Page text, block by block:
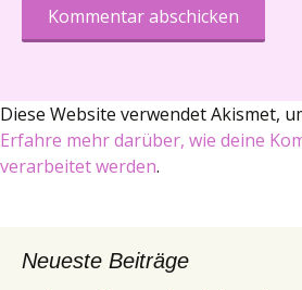
Diese Website verwendet Akismet,
Erfahre mehr darüber, wie deine
verarbeitet werden.
Neueste Beiträge